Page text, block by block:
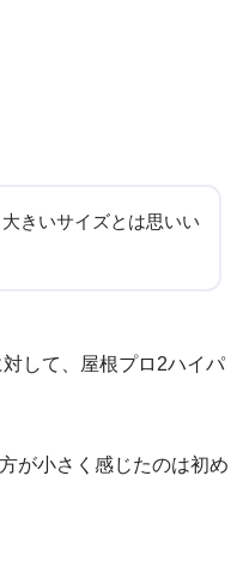
きいサイズとは思いい
して、屋根プロ2ハイパ
が小さく感じたのは初め